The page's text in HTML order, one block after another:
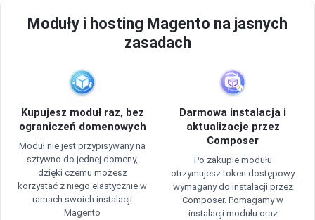
Moduły i hosting Magento na jasnych
zasadach
Kupujesz moduł raz, bez
ograniczeń domenowych
Moduł nie jest przypisywany na
sztywno do jednej domeny,
dzięki czemu możesz
korzystać z niego elastycznie w
ramach swoich instalacji
Magento
Darmowa instalacja i
aktualizacje przez
Composer
Po zakupie modułu
otrzymujesz token dostępowy
wymagany do instalacji przez
Composer. Pomagamy w
instalacji modułu oraz